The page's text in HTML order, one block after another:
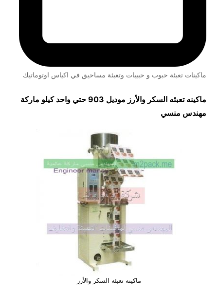
ماكينات تعبئة حبوب و حبيبات وتعبئة مساحيق في اكياس اوتوماتيك
ماكينه تعبئه السكر والأرز موديل 903 حتي واحد كيلو ماركة
مهندس منسي
ماكينه تعبئه السكر والأرز